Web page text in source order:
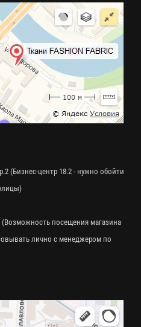
(Бизнес-центр 18.2 - нужно обойти
посещения магазина
лично с менеджером по